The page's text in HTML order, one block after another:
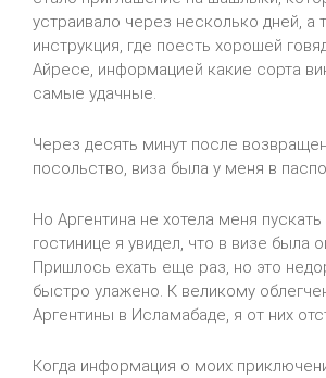
устраивало через несколько дней, а
инструкция, где поесть хорошей
Айресе, информацией какие сорта
самые удачные.
Через десять минут после
посольство, виза была у меня в
Но Аргентина не хотела меня
гостинице я увидел, что в визе была
Пришлось ехать еще раз, но это
быстро улажено. К великому
Аргентины в Исламабаде, я от них
Когда информация о моих